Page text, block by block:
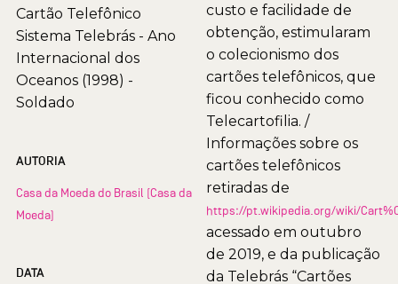
Cartão Telefônico
Sistema Telebrás - Ano
Internacional dos
Oceanos (1998) -
Soldado
AUTORIA
Casa da Moeda do Brasil (Casa da
Moeda)
DATA
custo e facilidade de
obtenção, estimularam
o colecionismo dos
cartões telefônicos, que
ficou conhecido como
Telecartofilia. /
Informações sobre os
cartões telefônicos
retiradas de
https://pt.wikipedia.org/wiki/
acessado em outubro
de 2019, e da publicação
da Telebrás “Cartões